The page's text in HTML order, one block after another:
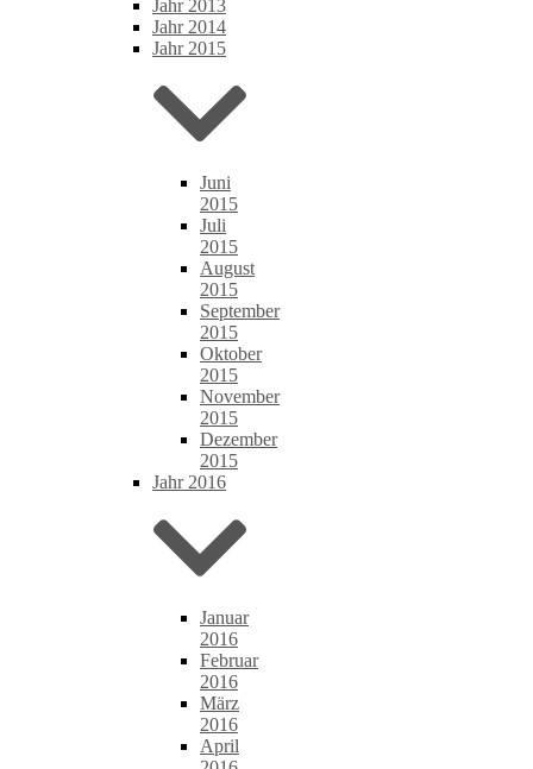
Jahr 2013
Jahr 2014
Jahr 2015
Juni
2015
Juli
2015
August
2015
September
2015
Oktober
2015
November
2015
Dezember
2015
Jahr 2016
Januar
2016
Februar
2016
März
2016
April